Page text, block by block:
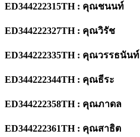
ED344222315TH : คุณชนนท์
ED344222327TH : คุณวิรัช
ED344222335TH : คุณวรรธนันท์
ED344222344TH : คุณธีระ
ED344222358TH : คุณภาดล
ED344222361TH : คุณสาธิต